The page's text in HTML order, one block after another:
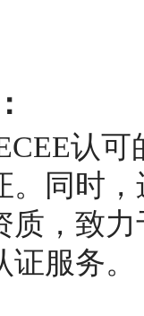
认
。同时
质，致
服务。